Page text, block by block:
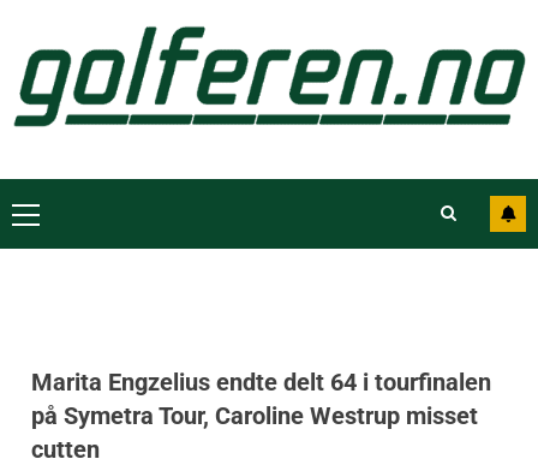
Marita Engzelius endte delt 64 i tourfinalen
på Symetra Tour, Caroline Westrup misset
cutten